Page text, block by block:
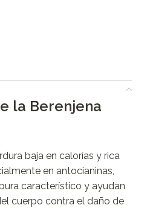
la Berenjena
baja en calorías y rica
en antocianinas,
característico y ayudan
cuerpo contra el daño de